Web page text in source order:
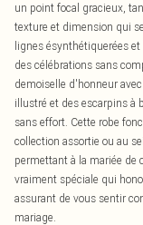
un point focal gracieux,
texture et dimension qui
lignes ésynthétiquerées
des célébrations sans
demoiselle d'honneur
illustré et des escarpins à
sans effort. Cette robe
collection assortie ou au
permettant à la mariée de
vraiment spéciale qui
assurant de vous sentir
mariage.